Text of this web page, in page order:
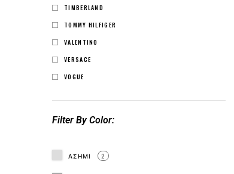
TIMBERLAND
TOMMY HILFIGER
VALENTINO
VERSACE
VOGUE
Filter By Color
ΑΣΗΜΙ 2